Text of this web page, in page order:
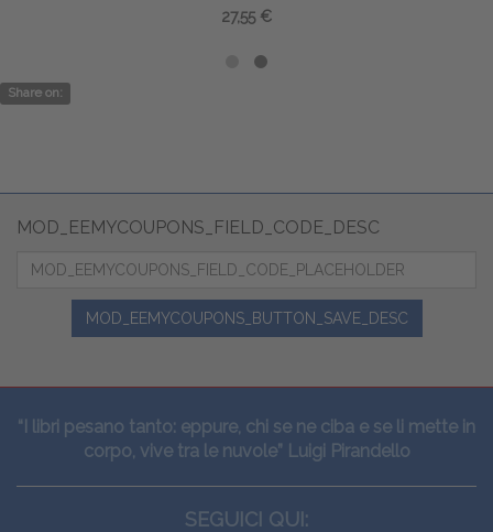
27,55 €
Share on:
MOD_EEMYCOUPONS_FIELD_CODE_DESC
MOD_EEMYCOUPONS_BUTTON_SAVE_DESC
“I libri pesano tanto: eppure, chi se ne ciba e se li mette in
corpo, vive tra le nuvole” Luigi Pirandello
SEGUICI QUI: